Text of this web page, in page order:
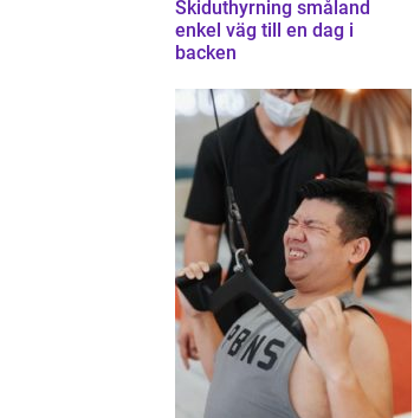
Skiduthyrning småland
enkel väg till en dag i
backen